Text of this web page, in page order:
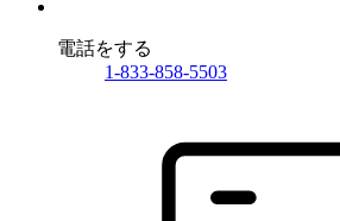
電話をする
1-833-858-5503